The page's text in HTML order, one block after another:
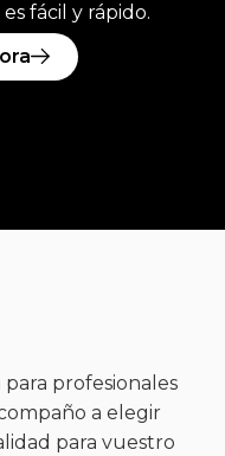
fácil y rápido.
profesionales
a elegir
para vuestro